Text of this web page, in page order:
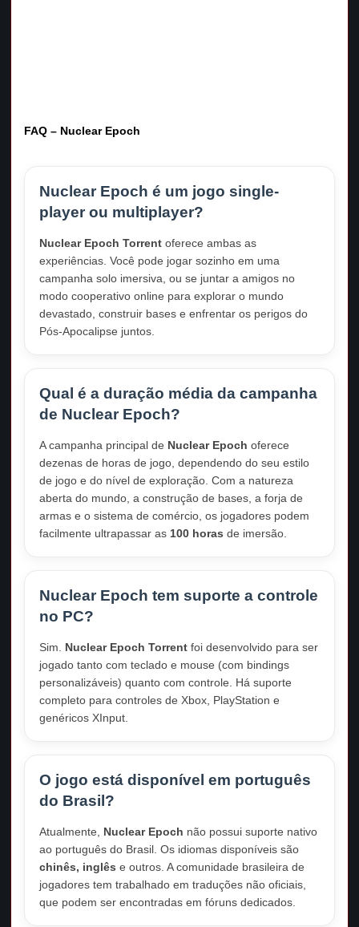
FAQ – Nuclear Epoch
Nuclear Epoch é um jogo single-
player ou multiplayer?
Nuclear Epoch Torrent oferece ambas as
experiências. Você pode jogar sozinho em uma
campanha solo imersiva, ou se juntar a amigos no
modo cooperativo online para explorar o mundo
devastado, construir bases e enfrentar os perigos do
Pós-Apocalipse juntos.
Qual é a duração média da campanha
de Nuclear Epoch?
A campanha principal de Nuclear Epoch oferece
dezenas de horas de jogo, dependendo do seu estilo
de jogo e do nível de exploração. Com a natureza
aberta do mundo, a construção de bases, a forja de
armas e o sistema de comércio, os jogadores podem
facilmente ultrapassar as 100 horas de imersão.
Nuclear Epoch tem suporte a controle
no PC?
Sim. Nuclear Epoch Torrent foi desenvolvido para ser
jogado tanto com teclado e mouse (com bindings
personalizáveis) quanto com controle. Há suporte
completo para controles de Xbox, PlayStation e
genéricos XInput.
O jogo está disponível em português
do Brasil?
Atualmente, Nuclear Epoch não possui suporte nativo
ao português do Brasil. Os idiomas disponíveis são
chinês, inglês e outros. A comunidade brasileira de
jogadores tem trabalhado em traduções não oficiais,
que podem ser encontradas em fóruns dedicados.